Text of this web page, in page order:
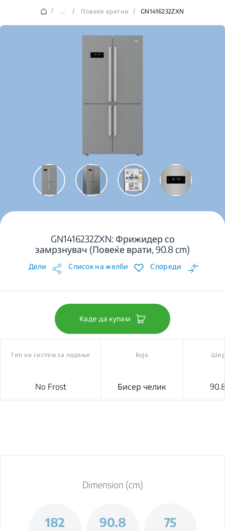
/ ... / Повеќе вратни / GN1416232ZXN
GN1416232ZXN: Фрижидер со
замрзнувач (Повеќе врати, 90.8 cm)
Дели Список на желби Спореди
Каде да купам
Тип на систем за ладење
No Frost
Боја
Бисер челик
Dimension (cm)
182 90.8 75